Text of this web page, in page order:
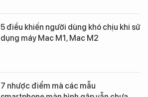
5 điều khiến người dùng khó chịu khi sử
dụng máy Mac M1, Mac M2
7 nhược điểm mà các mẫu